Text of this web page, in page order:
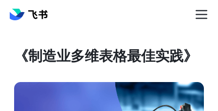
《制造业多维表格最佳实践》